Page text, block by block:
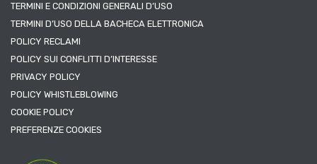
TERMINI E CONDIZIONI GENERALI D’USO
TERMINI D’USO DELLA BACHECA ELETTRONICA
POLICY RECLAMI
POLICY SUI CONFLITTI D’INTERESSE
PRIVACY POLICY
POLICY WHISTLEBLOWING
COOKIE POLICY
PREFERENZE COOKIES